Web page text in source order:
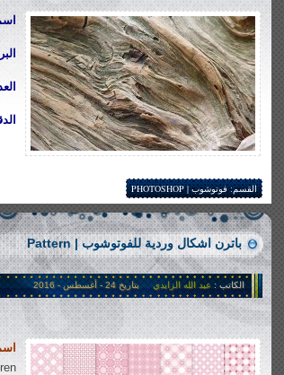
القسم:فوتوشوب | PHOTOSHOP
باترن اشكال وردية للفوتوشوب | Pattern
الكاتب : عبد الله الزايدي بتاريخ 24 - أغسطس - 2016